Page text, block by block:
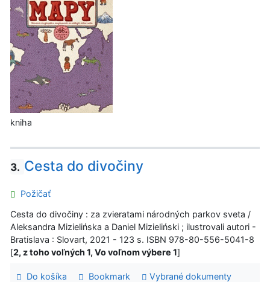
kniha
3. Cesta do divočiny
Požičať
Cesta do divočiny : za zvieratami národných parkov sveta /
Aleksandra Mizielińska a Daniel Mizieliński ; ilustrovali autori -
Bratislava : Slovart, 2021 - 123 s. ISBN 978-80-556-5041-8
[2, z toho voľných 1, Vo voľnom výbere 1]
Do košíka Bookmark Vybrané dokumenty